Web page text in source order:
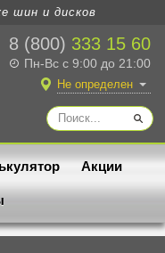
шин и дисков
8 (800) 333 15 60
Пн-Вс с 9:00 до 21:00
Не определен
Акции